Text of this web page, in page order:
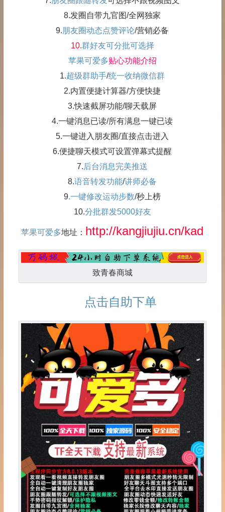
8.发圈自带九官图/全网独家
9.朋友圈动态点赞评论/营销必备
10.群好友可分批可选择
苹果可爱多贴心功能介绍
1.超级群助手/统一收纳微信群
2.内置便捷计算器/方便快捷
3.快速截屏功能/聊天载屏
4.一键消息已读/所有满息一键已读
5.一键进入朋友圈/直接点击进入
6.便捷聊天模式可设置弹幕式提醒
7.后台消息完美推送
8.语音转发功能/讲师必备
9.一键修改运动步数/秒上榜
10.分批群发5000好友
苹果可爱多地址： http://kangjiujiu.cn/kad
致青春商城
点击自助下单